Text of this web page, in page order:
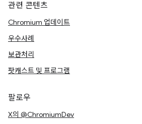
관련 콘텐츠
Chromium 업데이트
우수사례
보관처리
팟캐스트 및 프로그램
팔로우
X의 @ChromiumDev